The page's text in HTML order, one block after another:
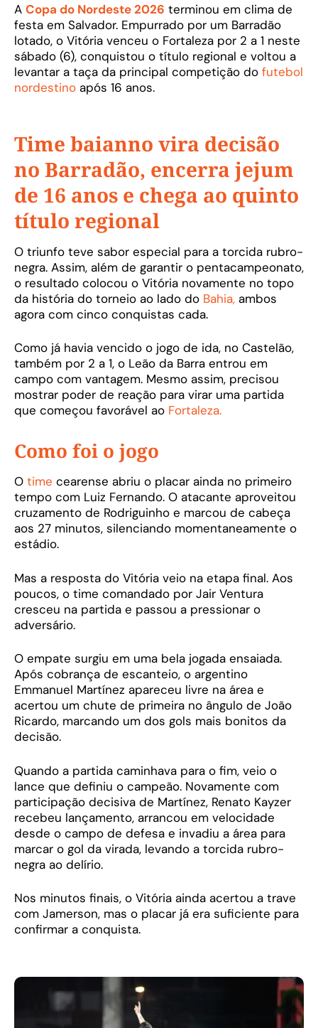
A Copa do Nordeste 2026 terminou em clima de
festa em Salvador. Empurrado por um Barradão
lotado, o Vitória venceu o Fortaleza por 2 a 1 neste
sábado (6), conquistou o título regional e voltou a
levantar a taça da principal competição do futebol
nordestino após 16 anos.
Time baianno vira decisão
no Barradão, encerra jejum
de 16 anos e chega ao quinto
título regional
O triunfo teve sabor especial para a torcida rubro-
negra. Assim, além de garantir o pentacampeonato,
o resultado colocou o Vitória novamente no topo
da história do torneio ao lado do Bahia, ambos
agora com cinco conquistas cada.
Como já havia vencido o jogo de ida, no Castelão,
também por 2 a 1, o Leão da Barra entrou em
campo com vantagem. Mesmo assim, precisou
mostrar poder de reação para virar uma partida
que começou favorável ao Fortaleza.
Como foi o jogo
O time cearense abriu o placar ainda no primeiro
tempo com Luiz Fernando. O atacante aproveitou
cruzamento de Rodriguinho e marcou de cabeça
aos 27 minutos, silenciando momentaneamente o
estádio.
Mas a resposta do Vitória veio na etapa final. Aos
poucos, o time comandado por Jair Ventura
cresceu na partida e passou a pressionar o
adversário.
O empate surgiu em uma bela jogada ensaiada.
Após cobrança de escanteio, o argentino
Emmanuel Martínez apareceu livre na área e
acertou um chute de primeira no ângulo de João
Ricardo, marcando um dos gols mais bonitos da
decisão.
Quando a partida caminhava para o fim, veio o
lance que definiu o campeão. Novamente com
participação decisiva de Martínez, Renato Kayzer
recebeu lançamento, arrancou em velocidade
desde o campo de defesa e invadiu a área para
marcar o gol da virada, levando a torcida rubro-
negra ao delírio.
Nos minutos finais, o Vitória ainda acertou a trave
com Jamerson, mas o placar já era suficiente para
confirmar a conquista.